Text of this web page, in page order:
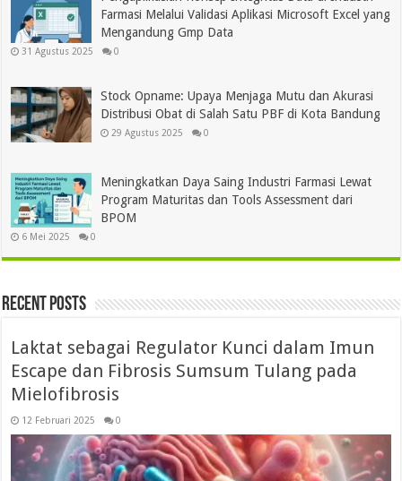
Farmasi Melalui Validasi Aplikasi Microsoft Excel yang
Mengandung Gmp Data
31 Agustus 2025 0
Stock Opname: Upaya Menjaga Mutu dan Akurasi
Distribusi Obat di Salah Satu PBF di Kota Bandung
29 Agustus 2025 0
Meningkatkan Daya Saing Industri Farmasi Lewat
Program Maturitas dan Tools Assessment dari
BPOM
6 Mei 2025 0
Recent Posts
Laktat sebagai Regulator Kunci dalam Imun
Escape dan Fibrosis Sumsum Tulang pada
Mielofibrosis
12 Februari 2025 0